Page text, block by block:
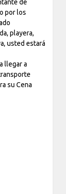
de
por los
playera,
usted estará
llegar a
su Cena